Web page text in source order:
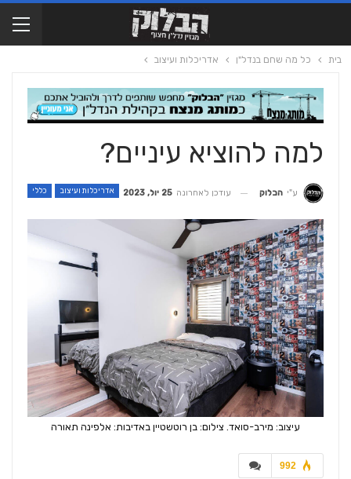
בית כל מה שחם בנדל"ן אדריכלות ועיצוב
למה להוציא עיניים?
אדריכלות ועיצוב כללי ע"י הבלוק עודכן לאחרונה 25 יול, 2023
עיצוב: מירב-סואד. צילום: בן רוטשטיין באדיבות: אלפינה תאורה
992